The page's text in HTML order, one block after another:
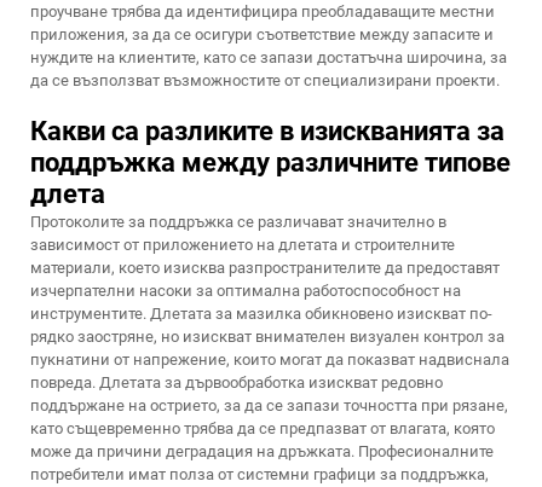
проучване трябва да идентифицира преобладаващите местни
приложения, за да се осигури съответствие между запасите и
нуждите на клиентите, като се запази достатъчна широчина, за
да се възползват възможностите от специализирани проекти.
Какви са разликите в изискванията за
поддръжка между различните типове
длета
Протоколите за поддръжка се различават значително в
зависимост от приложението на длетата и строителните
материали, което изисква разпространителите да предоставят
изчерпателни насоки за оптимална работоспособност на
инструментите. Длетата за мазилка обикновено изискват по-
рядко заостряне, но изискват внимателен визуален контрол за
пукнатини от напрежение, които могат да показват надвиснала
повреда. Длетата за дървообработка изискват редовно
поддържане на острието, за да се запази точността при рязане,
като същевременно трябва да се предпазват от влагата, която
може да причини деградация на дръжката. Професионалните
потребители имат полза от системни графици за поддръжка,